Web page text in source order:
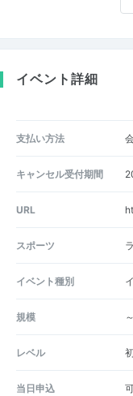
イベント詳細
支払い方法
キャンセル受付期間
URL
スポーツ
イベント種別
規模
レベル
当日申込